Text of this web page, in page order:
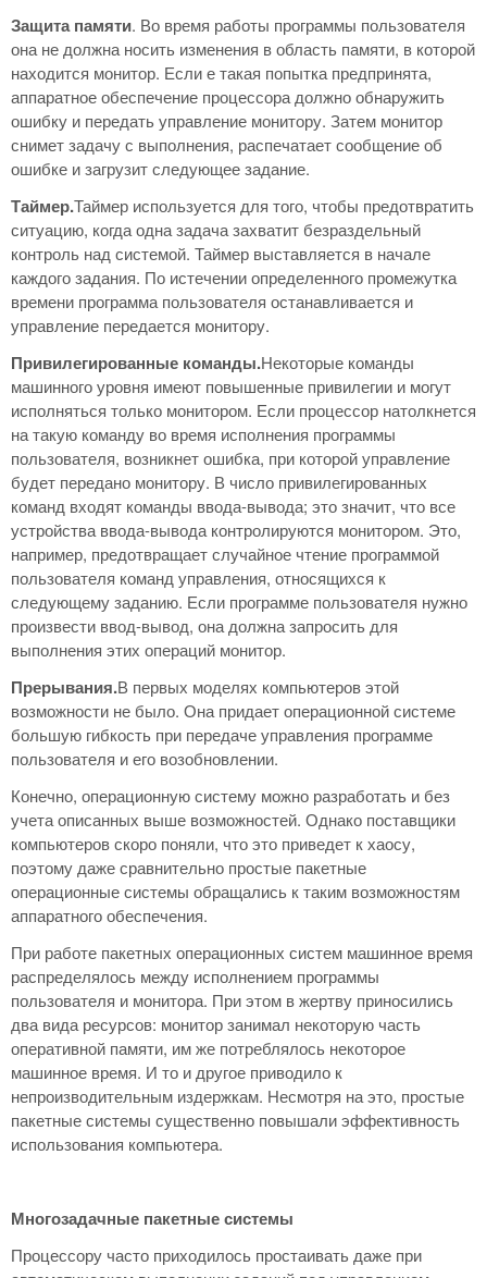
Защита памяти. Во время работы программы пользователя
она не должна носить изменения в область памяти, в которой
находится монитор. Если е такая попытка предпринята,
аппаратное обеспечение процессора должно обнаружить
ошибку и передать управление монитору. Затем монитор
снимет задачу с выполнения, распечатает сообщение об
ошибке и загрузит следующее задание.
Таймер.Таймер используется для того, чтобы предотвратить
ситуацию, когда одна задача захватит безраздельный
контроль над системой. Таймер выставляется в начале
каждого задания. По истечении определенного промежутка
времени программа пользователя останавливается и
управление передается монитору.
Привилегированные команды.Некоторые команды
машинного уровня имеют повышенные привилегии и могут
исполняться только монитором. Если процессор натолкнется
на такую команду во время исполнения программы
пользователя, возникнет ошибка, при которой управление
будет передано монитору. В число привилегированных
команд входят команды ввода-вывода; это значит, что все
устройства ввода-вывода контролируются монитором. Это,
например, предотвращает случайное чтение программой
пользователя команд управления, относящихся к
следующему заданию. Если программе пользователя нужно
произвести ввод-вывод, она должна запросить для
выполнения этих операций монитор.
Прерывания.В первых моделях компьютеров этой
возможности не было. Она придает операционной системе
большую гибкость при передаче управления программе
пользователя и его возобновлении.
Конечно, операционную систему можно разработать и без
учета описанных выше возможностей. Однако поставщики
компьютеров скоро поняли, что это приведет к хаосу,
поэтому даже сравнительно простые пакетные
операционные системы обращались к таким возможностям
аппаратного обеспечения.
При работе пакетных операционных систем машинное время
распределялось между исполнением программы
пользователя и монитора. При этом в жертву приносились
два вида ресурсов: монитор занимал некоторую часть
оперативной памяти, им же потреблялось некоторое
машинное время. И то и другое приводило к
непроизводительным издержкам. Несмотря на это, простые
пакетные системы существенно повышали эффективность
использования компьютера.
Многозадачные пакетные системы
Процессору часто приходилось простаивать даже при